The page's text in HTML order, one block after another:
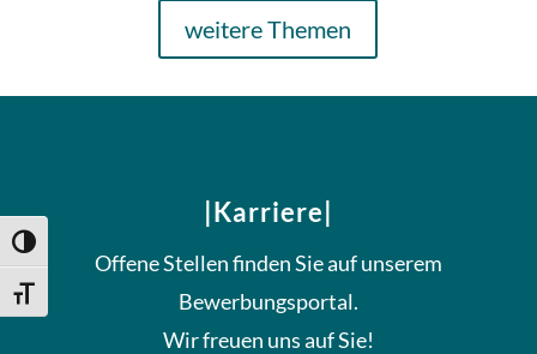
Umschalten auf hohe Kontraste
Schrift vergrößern
weitere Themen
|Karriere|
Offene Stellen finden Sie auf unserem
Bewerbungsportal.
Wir freuen uns auf Sie!